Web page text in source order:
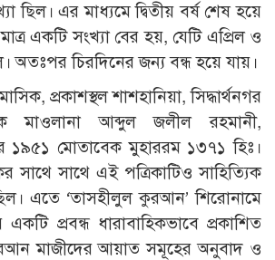
ছিল। এর মাধ্যমে দ্বিতীয় বর্ষ শেষ হয়ে
একটি সংখ্যা বের হয়, যেটি এপ্রিল ও
অতঃপর চিরদিনের জন্য বন্ধ হয়ে যায়।
প্রকাশস্থল শাশহানিয়া, সিদ্ধার্থনগর
মাওলানা আব্দুল জলীল রহমানী,
১৯৫১ মোতাবেক মুহাররম ১৩৭১ হিঃ।
সাথে সাথে এই পত্রিকাটিও সাহিত্যিক
এতে ‘তাসহীলুল কুরআন’ শিরোনামে
একটি প্রবন্ধ ধারাবাহিকভাবে প্রকাশিত
মাজীদের আয়াত সমূহের অনুবাদ ও